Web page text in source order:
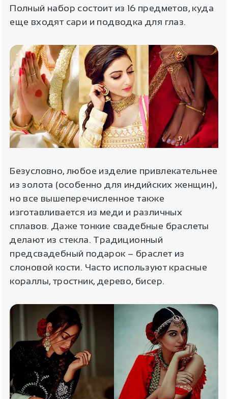
Полный набор состоит из 16 предметов, куда
еще входят сари и подводка для глаз.
Безусловно, любое изделие привлекательнее
из золота (особенно для индийских женщин),
но все вышеперечисленное также
изготавливается из меди и различных
сплавов. Даже тонкие свадебные браслеты
делают из стекла. Традиционный
предсвадебный подарок – браслет из
слоновой кости. Часто используют красные
кораллы, тростник, дерево, бисер.